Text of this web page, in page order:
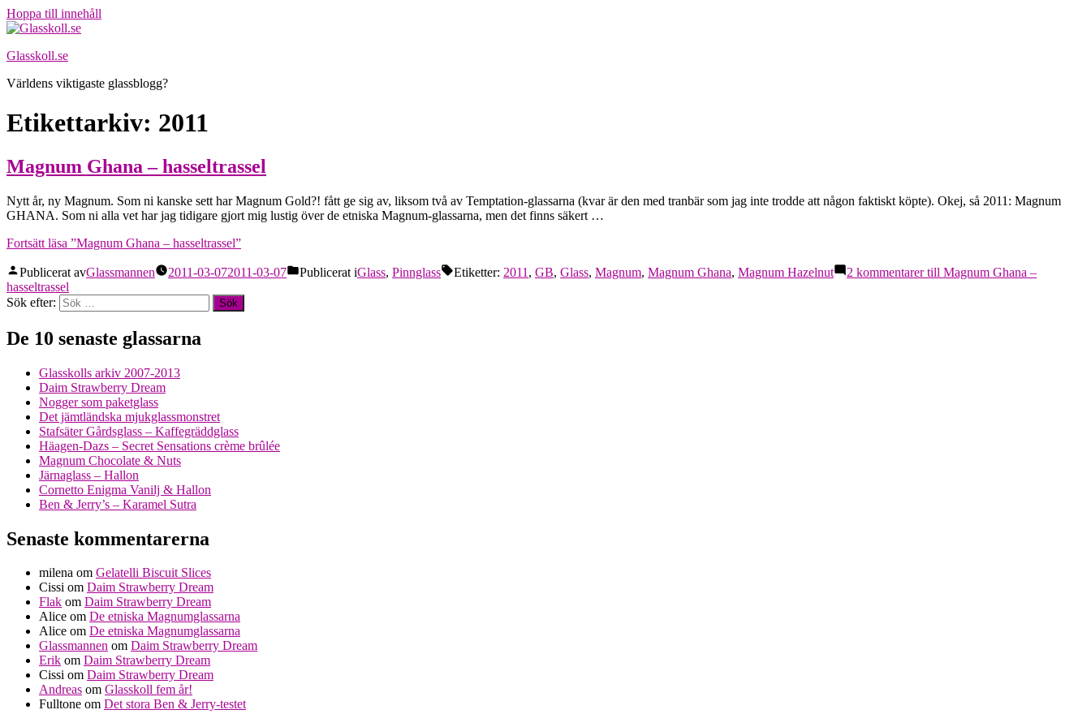
Hoppa till innehåll
Glasskoll.se
Världens viktigaste glassblogg?
Etikettarkiv: 2011
Magnum Ghana – hasseltrassel
Nytt år, ny Magnum. Som ni kanske sett har Magnum Gold?! fått ge sig av, liksom två av Temptation-glassarna (kvar är den med tranbär som jag inte trodde att någon faktiskt köpte). Okej, så 2011: Magnum
GHANA. Som ni alla vet har jag tidigare gjort mig lustig över de etniska Magnum-glassarna, men det finns säkert …
Fortsätt läsa ”Magnum Ghana – hasseltrassel”
Publicerat avGlassmannen 2011-03-072011-03-07 Publicerat iGlass, Pinnglass Etiketter: 2011 , GB, Glass, Magnum, Magnum Ghana, Magnum Hazelnut 2 kommentarertill Magnum Ghana –
hasseltrassel
Sök efter:
De 10 senaste glassarna
Glasskolls arkiv 2007-2013
Daim Strawberry Dream
Nogger som paketglass
Det jämtländska mjukglassmonstret
Stafsäter Gårdsglass – Kaffegräddglass
Häagen-Dazs – Secret Sensations crème brûlée
Magnum Chocolate & Nuts
Järnaglass – Hallon
Cornetto Enigma Vanilj & Hallon
Ben & Jerry’s – Karamel Sutra
Senaste kommentarerna
milena om Gelatelli Biscuit Slices
Cissi om Daim Strawberry Dream
Flak om Daim Strawberry Dream
Alice om De etniska Magnumglassarna
Alice om De etniska Magnumglassarna
Glassmannen om Daim Strawberry Dream
Erik om Daim Strawberry Dream
Cissi om Daim Strawberry Dream
Andreas om Glasskoll fem år!
Fulltone om Det stora Ben & Jerry-testet